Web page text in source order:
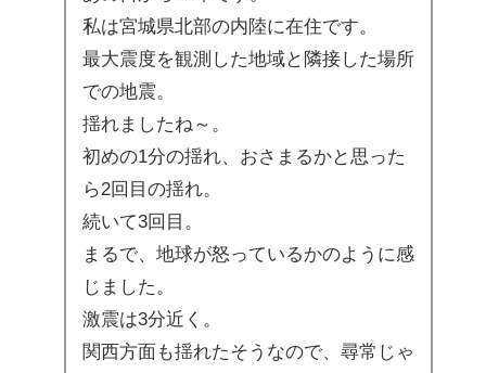
私は宮城県北部の内陸に在住です。
最大震度を観測した地域と隣接した場所
での地震。
揺れましたね～。
初めの1分の揺れ、おさまるかと思った
ら2回目の揺れ。
続いて3回目。
まるで、地球が怒っているかのように感
じました。
激震は3分近く。
関西方面も揺れたそうなので、尋常じゃ